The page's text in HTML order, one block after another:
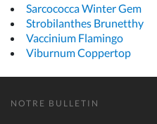
Sarcococca Winter Gem
Strobilanthes Brunetthy
Vaccinium Flamingo
Viburnum Coppertop
NOTRE BULLETIN